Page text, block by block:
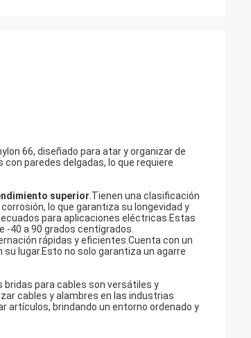
66, diseñado para atar y organizar de
paredes delgadas, lo que requiere
superior .Tienen una clasificación
lo que garantiza su longevidad y
para aplicaciones eléctricas.Estas
40 a 90 grados centígrados.
rápidas y eficientes.Cuenta con un
lugar.Esto no solo garantiza un agarre
bridas para cables son versátiles y
cables y alambres en las industrias
artículos, brindando un entorno ordenado y